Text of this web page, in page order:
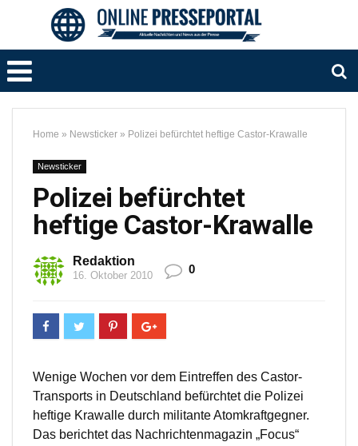
Home » Newsticker » Polizei befürchtet heftige Castor-Krawalle
Newsticker
Polizei befürchtet
heftige Castor-Krawalle
Redaktion
16. Oktober 2010 0
Wenige Wochen vor dem Eintreffen des Castor-
Transports in Deutschland befürchtet die Polizei
heftige Krawalle durch militante Atomkraftgegner.
Das berichtet das Nachrichtenmagazin „Focus“